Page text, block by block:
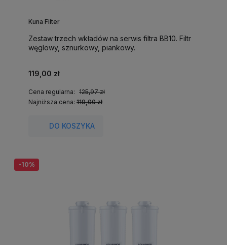
Kuna Filter
Zestaw trzech wkładów na serwis filtra BB10. Filtr
węglowy, sznurkowy, piankowy.
119,00 zł
Cena regularna: 125,97 zł
Najniższa cena: 119,00 zł
DO KOSZYKA
-10%